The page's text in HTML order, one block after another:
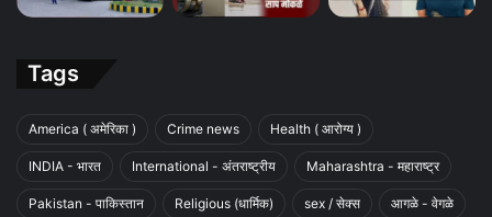
Tags
America ( अमेरिका ) Crime news Health ( आरोग्य )
INDIA - भारत International - अंतराष्ट्रीय Maharashtra - महाराष्ट्र
Pakistan - पाकिस्तान Religious (धार्मिक) sex / सेक्स आगळे - वेगळे